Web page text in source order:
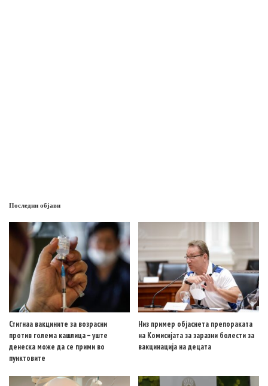
Последни објави
Стигнаа вакцините за возрасни
против голема кашлица – уште
денеска може да се прими во
пунктовите
Низ пример објаснета препораката
на Комисијата за заразни болести за
вакцинација на децата